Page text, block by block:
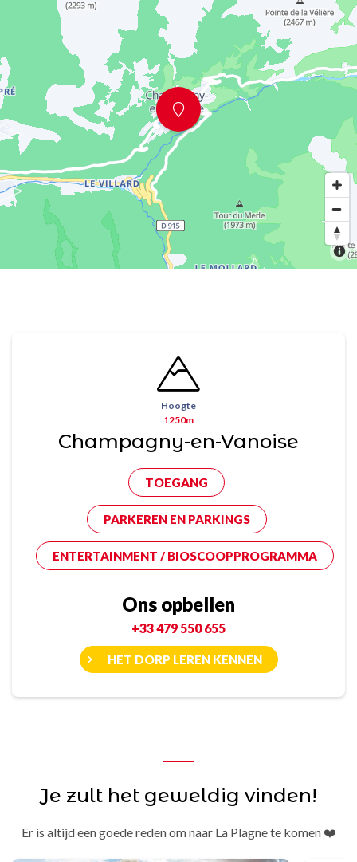
Hoogte
1250m
Champagny-en-Vanoise
TOEGANG
PARKEREN EN PARKINGS
ENTERTAINMENT / BIOSCOOPPROGRAMMA
Ons opbellen
+33 479 550 655
HET DORP LEREN KENNEN
Je zult het geweldig vinden!
Er is altijd een goede reden om naar La Plagne te komen ❤️